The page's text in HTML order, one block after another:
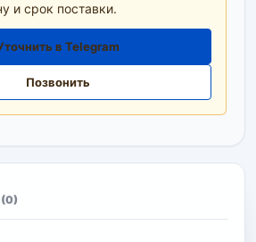
и срок поставки.
в Telegram
Позвонить